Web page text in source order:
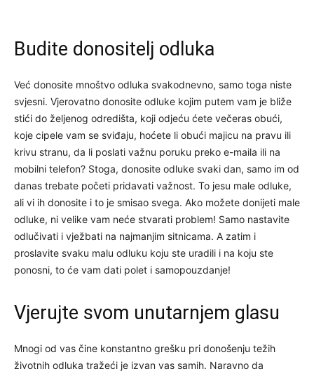
Budite donositelj odluka
Već donosite mnoštvo odluka svakodnevno, samo toga niste
svjesni. Vjerovatno donosite odluke kojim putem vam je bliže
stići do željenog odredišta, koji odjeću ćete večeras obući,
koje cipele vam se sviđaju, hoćete li obući majicu na pravu ili
krivu stranu, da li poslati važnu poruku preko e-maila ili na
mobilni telefon? Stoga, donosite odluke svaki dan, samo im od
danas trebate početi pridavati važnost. To jesu male odluke,
ali vi ih donosite i to je smisao svega. Ako možete donijeti male
odluke, ni velike vam neće stvarati problem! Samo nastavite
odlučivati i vježbati na najmanjim sitnicama. A zatim i
proslavite svaku malu odluku koju ste uradili i na koju ste
ponosni, to će vam dati polet i samopouzdanje!
Vjerujte svom unutarnjem glasu
Mnogi od vas čine konstantno grešku pri donošenju težih
životnih odluka tražeći je izvan vas samih. Naravno da